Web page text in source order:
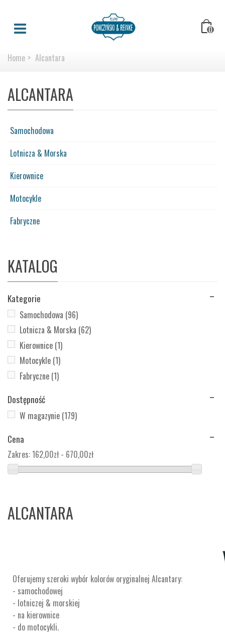
0
Home > Alcantara
ALCANTARA
Samochodowa
Lotnicza & Morska
Kierownice
Motocykle
Fabryczne
KATALOG
Kategorie
Samochodowa (96)
Lotnicza & Morska (62)
Kierownice (1)
Motocykle (1)
Fabryczne (1)
Dostępność
W magazynie (179)
Cena
Zakres:162,00zł - 670,00zł
ALCANTARA
Oferujemy szeroki wybór kolorów oryginalnej Alcantary:
- samochodowej
- lotniczej & morskiej
- na kierownice
- do motocykli.